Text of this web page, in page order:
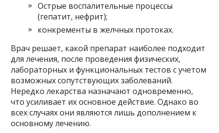
Острые воспалительные процессы
(гепатит, нефрит);
конкременты в желчных протоках.
Врач решает, какой препарат наиболее подходит
для лечения, после проведения физических,
лабораторных и функциональных тестов с учетом
возможных сопутствующих заболеваний.
Нередко лекарства назначают одновременно,
что усиливает их основное действие. Однако во
всех случаях они являются лишь дополнением к
основному лечению.